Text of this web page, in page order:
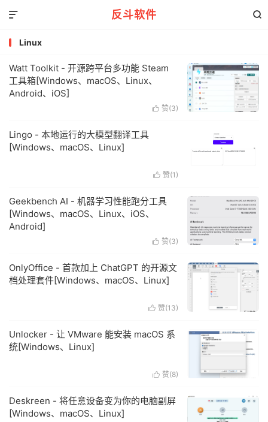
反斗软件 

Linux
Watt Toolkit - 开源跨平台多功能 Steam
工具箱[Windows、macOS、Linux、
Android、iOS]
 赞(3)
Lingo - 本地运行的大模型翻译工具
[Windows、macOS、Linux]
 赞(1 )
Geekbench AI - 机器学习性能跑分工具
[Windows、macOS、Linux、iOS、
Android]
 赞(3)
OnlyOffice - 首款加上 ChatGPT 的开源文
档处理套件[Windows、macOS、Linux]
 赞(13)
Unlocker - 让 VMware 能安装 macOS 系
统[Windows、Linux]
 赞(8)
Deskreen - 将任意设备变为你的电脑副屏
[Windows、macOS、Linux]